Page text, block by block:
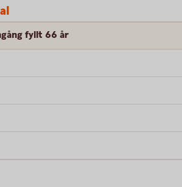
fyllt 66 år